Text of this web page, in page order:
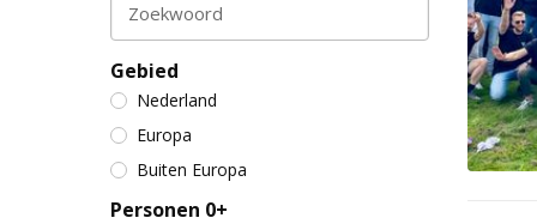
Zoekwoord
Gebied
Nederland
Europa
Buiten Europa
Personen 0+